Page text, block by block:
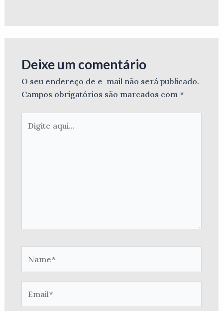
Deixe um comentário
O seu endereço de e-mail não será publicado.
Campos obrigatórios são marcados com *
aqui...